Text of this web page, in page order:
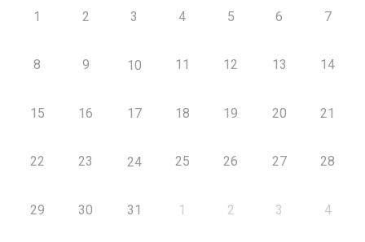
1 2 3 4 5 6 7
8 9 10 11 12 13 14
15 16 17 18 19 20 21
22 23 24 25 26 27 28
29 30 31 1 2 3 4